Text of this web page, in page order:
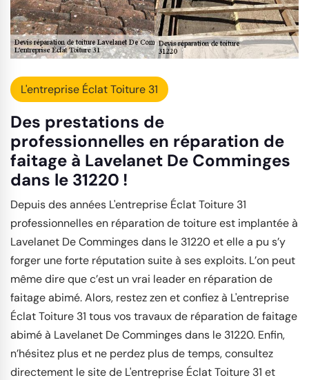
L'entreprise Éclat Toiture 31
Des prestations de
professionnelles en réparation de
faitage à Lavelanet De Comminges
dans le 31220 !
Depuis des années L'entreprise Éclat Toiture 31
professionnelles en réparation de toiture est implantée à
Lavelanet De Comminges dans le 31220 et elle a pu s’y
forger une forte réputation suite à ses exploits. L’on peut
même dire que c’est un vrai leader en réparation de
faitage abimé. Alors, restez zen et confiez à L'entreprise
Éclat Toiture 31 tous vos travaux de réparation de faitage
abimé à Lavelanet De Comminges dans le 31220. Enfin,
n’hésitez plus et ne perdez plus de temps, consultez
directement le site de L'entreprise Éclat Toiture 31 et